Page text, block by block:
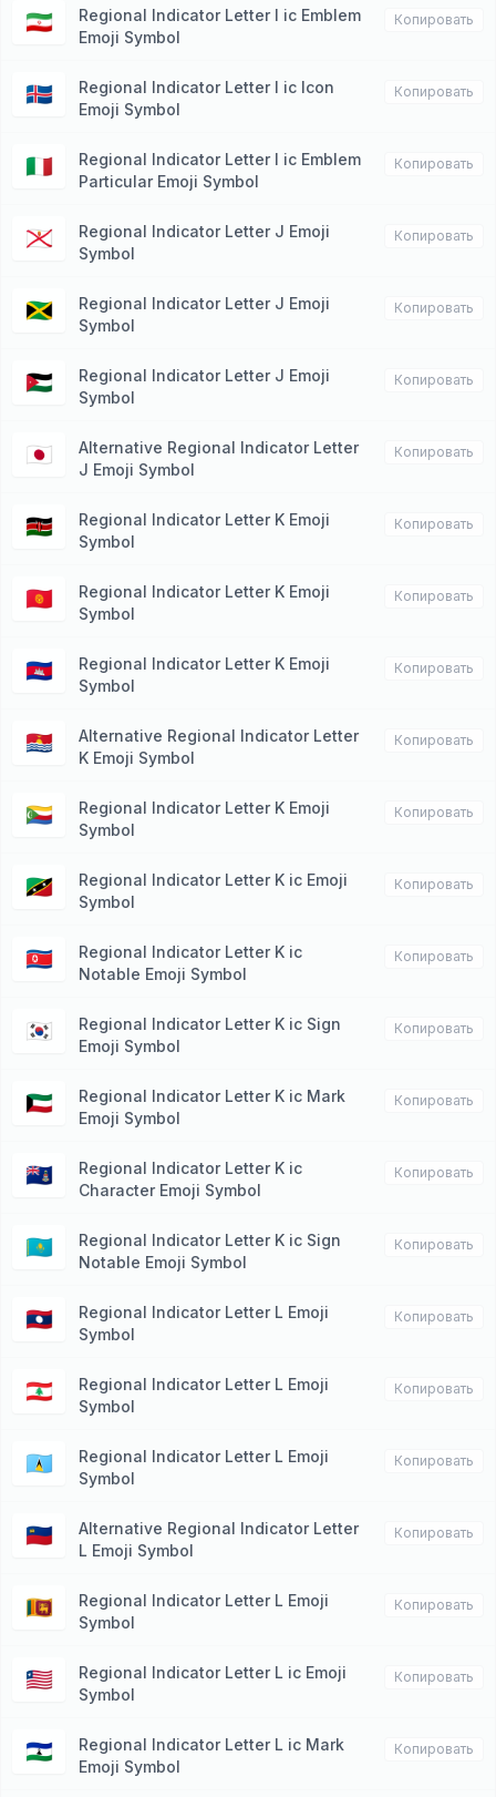
🇮🇷
Regional Indicator Letter I ic Emblem
Emoji Symbol
Копировать
🇮🇸
Regional Indicator Letter I ic Icon
Emoji Symbol
Копировать
🇮🇹
Regional Indicator Letter I ic Emblem
Particular Emoji Symbol
Копировать
🇯🇪
Regional Indicator Letter J Emoji
Symbol
Копировать
🇯🇲
Regional Indicator Letter J Emoji
Symbol
Копировать
🇯🇴
Regional Indicator Letter J Emoji
Symbol
Копировать
🇯🇵
Alternative Regional Indicator Letter
J Emoji Symbol
Копировать
🇰🇪
Regional Indicator Letter K Emoji
Symbol
Копировать
🇰🇬
Regional Indicator Letter K Emoji
Symbol
Копировать
🇰🇭
Regional Indicator Letter K Emoji
Symbol
Копировать
🇰🇮
Alternative Regional Indicator Letter
K Emoji Symbol
Копировать
🇰🇲
Regional Indicator Letter K Emoji
Symbol
Копировать
🇰🇳
Regional Indicator Letter K ic Emoji
Symbol
Копировать
🇰🇵
Regional Indicator Letter K ic
Notable Emoji Symbol
Копировать
🇰🇷
Regional Indicator Letter K ic Sign
Emoji Symbol
Копировать
🇰🇼
Regional Indicator Letter K ic Mark
Emoji Symbol
Копировать
🇰🇾
Regional Indicator Letter K ic
Character Emoji Symbol
Копировать
🇰🇿
Regional Indicator Letter K ic Sign
Notable Emoji Symbol
Копировать
🇱🇦
Regional Indicator Letter L Emoji
Symbol
Копировать
🇱🇧
Regional Indicator Letter L Emoji
Symbol
Копировать
🇱🇨
Regional Indicator Letter L Emoji
Symbol
Копировать
🇱🇮
Alternative Regional Indicator Letter
L Emoji Symbol
Копировать
🇱🇰
Regional Indicator Letter L Emoji
Symbol
Копировать
🇱🇷
Regional Indicator Letter L ic Emoji
Symbol
Копировать
🇱🇸
Regional Indicator Letter L ic Mark
Emoji Symbol
Копировать